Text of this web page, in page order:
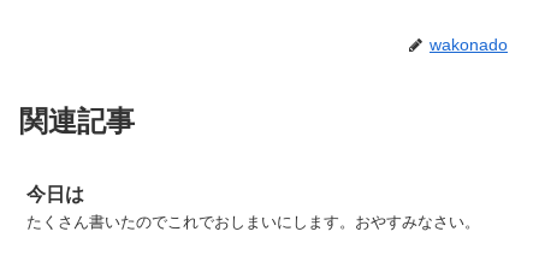
wakonado
関連記事
今日は
たくさん書いたのでこれでおしまいにします。おやすみなさい。